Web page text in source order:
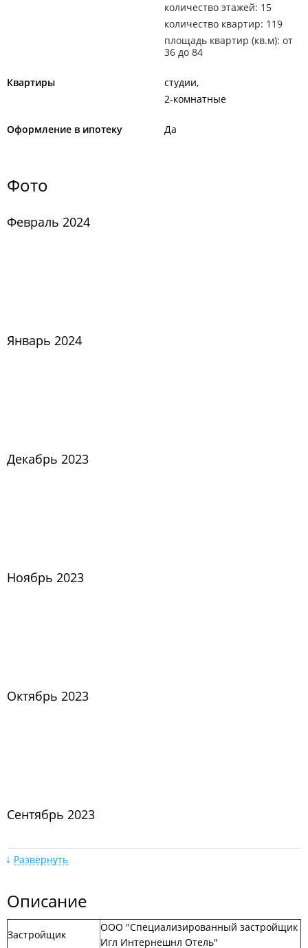
количество этажей: 15
количество квартир: 119
площадь квартир (кв.м): от
36 до 84
Квартиры
студии
2-комнатные
Оформление в ипотеку Да
Фото
Февраль 2024
Январь 2024
Декабрь 2023
Ноябрь 2023
Октябрь 2023
Сентябрь 2023
Август 2023
Развернуть
Описание
Застройщик
ООО "Специализированный застройщик
Игл Интернешнл Отель"